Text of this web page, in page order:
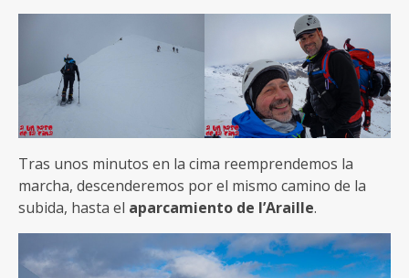
Tras unos minutos en la cima reemprendemos la
marcha, descenderemos por el mismo camino de la
subida, hasta el aparcamiento de l’Araille.